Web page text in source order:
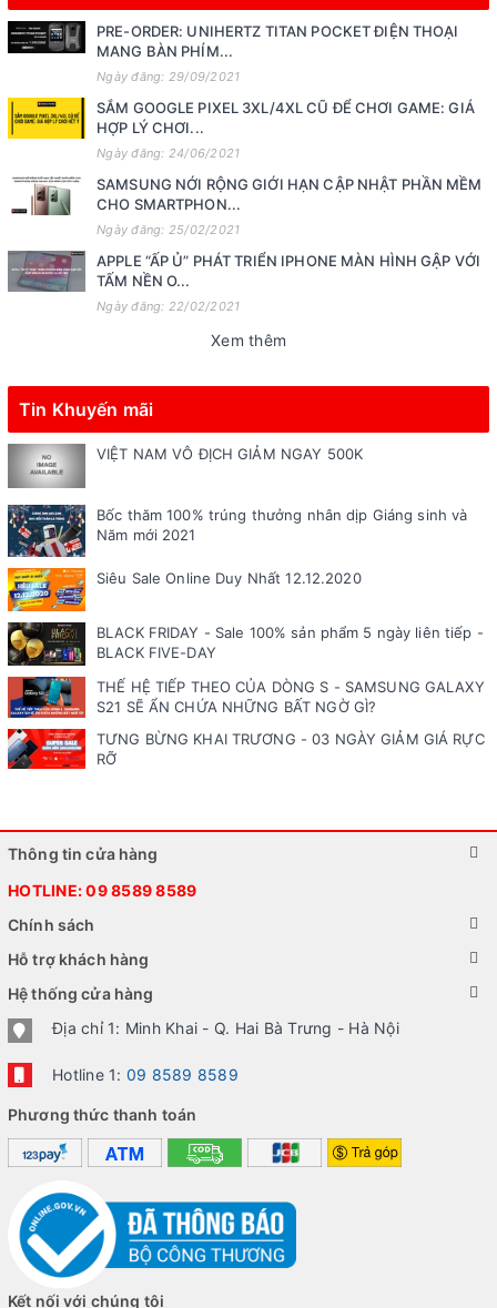
PRE-ORDER: UNIHERTZ TITAN POCKET ĐIỆN THOẠI
MANG BÀN PHÍM...
Ngày đăng: 29/09/2021
SẮM GOOGLE PIXEL 3XL/4XL CŨ ĐỂ CHƠI GAME: GIÁ
HỢP LÝ CHƠI...
Ngày đăng: 24/06/2021
SAMSUNG NỚI RỘNG GIỚI HẠN CẬP NHẬT PHẦN MỀM
CHO SMARTPHON...
Ngày đăng: 25/02/2021
APPLE “ẤP Ủ” PHÁT TRIỂN IPHONE MÀN HÌNH GẬP VỚI
TẤM NỀN O...
Ngày đăng: 22/02/2021
Xem thêm
Tin Khuyến mãi
VIỆT NAM VÔ ĐỊCH GIẢM NGAY 500K
Bốc thăm 100% trúng thưởng nhân dịp Giáng sinh và
Năm mới 2021
Siêu Sale Online Duy Nhất 12.12.2020
BLACK FRIDAY - Sale 100% sản phẩm 5 ngày liên tiếp -
BLACK FIVE-DAY
THẾ HỆ TIẾP THEO CỦA DÒNG S - SAMSUNG GALAXY
S21 SẼ ẨN CHỨA NHỮNG BẤT NGỜ GÌ?
TƯNG BỪNG KHAI TRƯƠNG - 03 NGÀY GIẢM GIÁ RỰC
RỠ
Thông tin cửa hàng
HOTLINE:09 8589 8589
Chính sách
Hỗ trợ khách hàng
Hệ thống cửa hàng
Địa chỉ 1: Minh Khai - Q. Hai Bà Trưng - Hà Nội
Hotline 1: 09 8589 8589
Phương thức thanh toán
Kết nối với chúng tôi